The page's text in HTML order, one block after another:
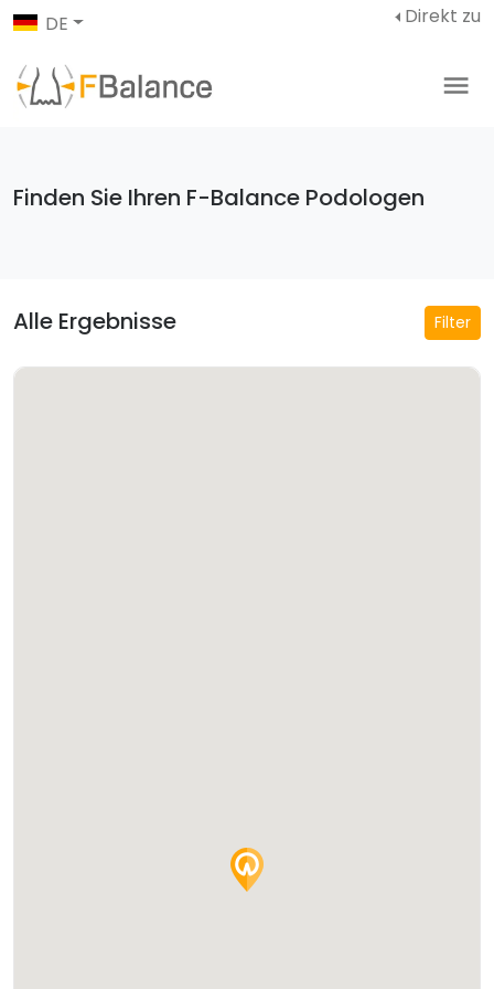
DE Direkt zu
Finden Sie Ihren F-Balance Podologen
Alle Ergebnisse Filter